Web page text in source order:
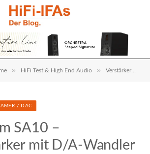
» HiFi Test & High End Audio » Verstärker
/ DAC
SA10 –
mit D/A-Wandler